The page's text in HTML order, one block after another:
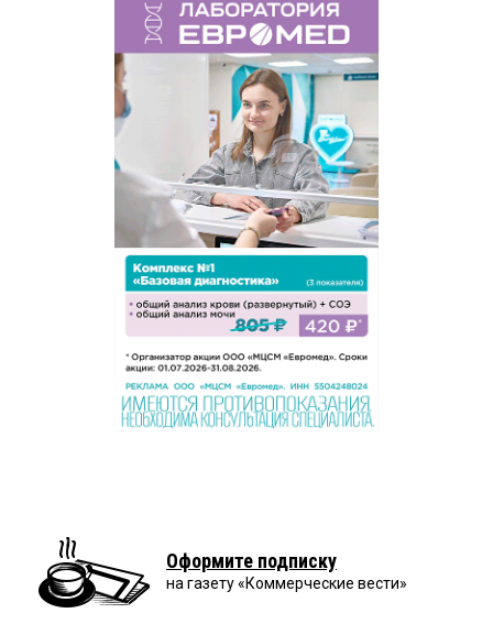
Оформите подписку
на газету «Коммерческие вести»